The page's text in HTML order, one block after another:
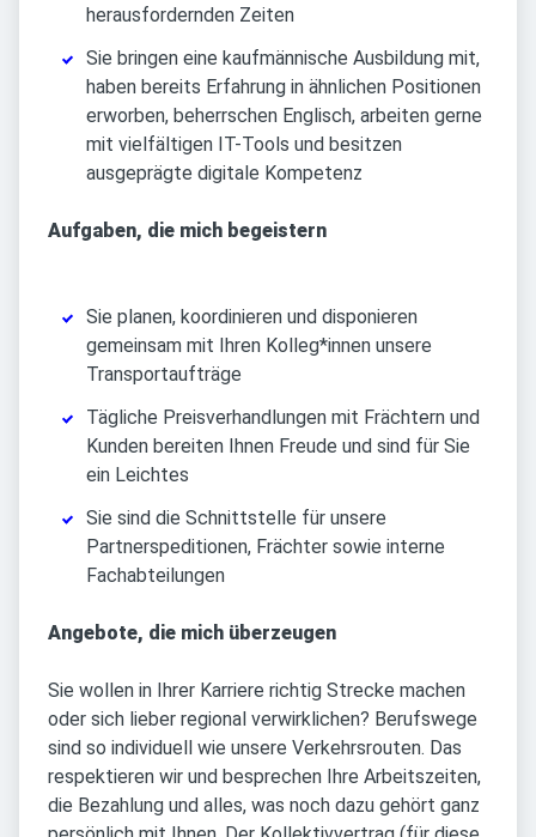
herausfordernden Zeiten
Sie bringen eine kaufmännische Ausbildung mit,
haben bereits Erfahrung in ähnlichen Positionen
erworben, beherrschen Englisch, arbeiten gerne
mit vielfältigen IT-Tools und besitzen
ausgeprägte digitale Kompetenz
Aufgaben, die mich begeistern
Sie planen, koordinieren und disponieren
gemeinsam mit Ihren Kolleg*innen unsere
Transportaufträge
Tägliche Preisverhandlungen mit Frächtern und
Kunden bereiten Ihnen Freude und sind für Sie
ein Leichtes
Sie sind die Schnittstelle für unsere
Partnerspeditionen, Frächter sowie interne
Fachabteilungen
Angebote, die mich überzeugen
Sie wollen in Ihrer Karriere richtig Strecke machen
oder sich lieber regional verwirklichen? Berufswege
sind so individuell wie unsere Verkehrsrouten. Das
respektieren wir und besprechen Ihre Arbeitszeiten,
die Bezahlung und alles, was noch dazu gehört ganz